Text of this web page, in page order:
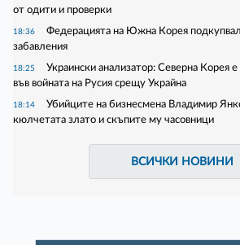
от одити и проверки
18:36
Федерацията на Южна Корея
забавления
18:25
Украински анализатор: Северна Корея
във войната на Русия срещу Украйна
18:14
Убийците на бизнесмена Владимир
кюлчетата злато и скъпите му часовници
ВСИЧКИ НОВИНИ